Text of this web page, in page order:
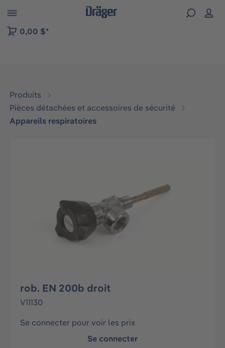
to B2B platform navigation
0,00 $*
Produits
Pièces détachées et accessoires de sécurité
Appareils respiratoires
rob. EN 200b droit
V11130
Se connecter pour voir les prix
Se connecter